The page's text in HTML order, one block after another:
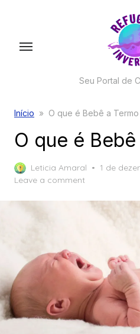
Seu Portal de
Início » O que é Bebê a Termo
O que é
Leticia Amaral
Posted
1 de
Leave a comment